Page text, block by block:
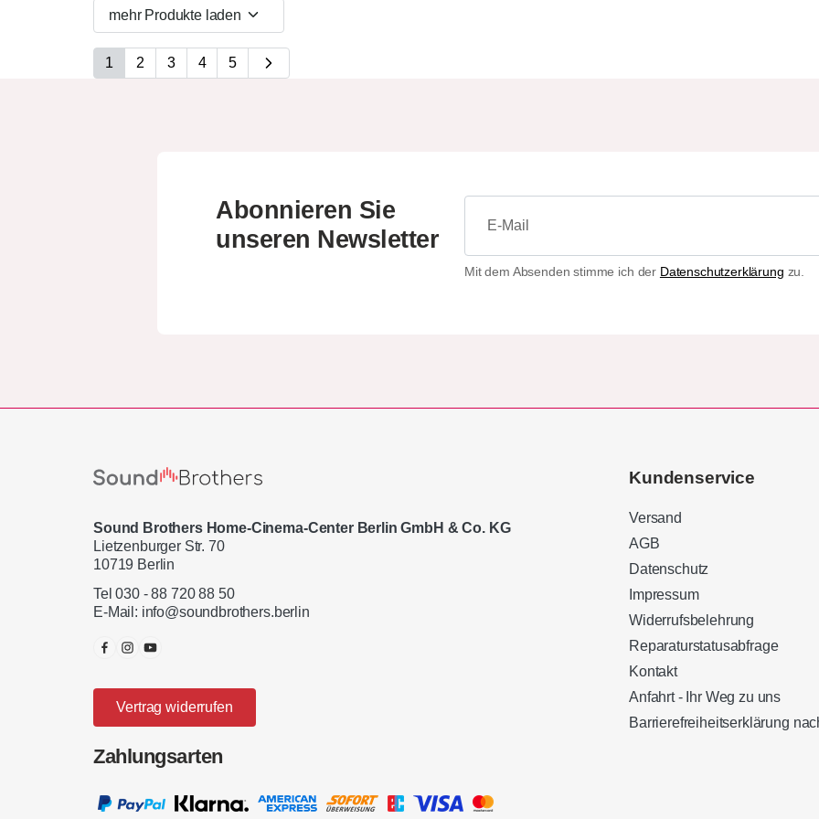
mehr Produkte laden
1 2 3 4 5
Abonnieren Sie
unseren Newsletter
Mit dem Absenden stimme ich der Datenschutzerklärung zu.
Sound Brothers Home-Cinema-Center Berlin GmbH & Co. KG
Lietzenburger Str. 70
10719 Berlin
Tel 030 - 88 720 88 50
E-Mail: info@soundbrothers.berlin
Vertrag widerrufen
Zahlungsarten
Kundenservice
Versand
AGB
Datenschutz
Impressum
Widerrufsbelehrung
Reparaturstatusabfrage
Kontakt
Anfahrt - Ihr Weg zu uns
Barrierefreiheitserklärung